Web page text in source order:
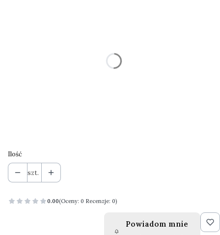
Ilość
szt.
0.00(Oceny: 0 Recenzje: 0)
Powiadom mnie